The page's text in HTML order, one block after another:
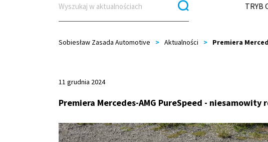
TRYB
Sobiesław Zasada Automotive > Aktualności > Premiera
11 grudnia 2024
Premiera Mercedes-AMG PureSpeed -